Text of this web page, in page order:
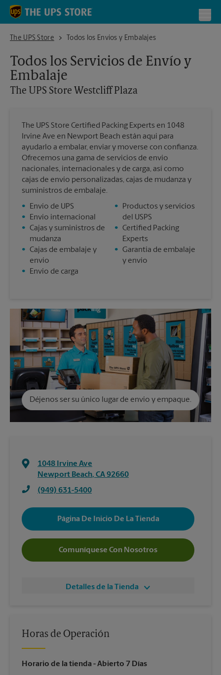
Skip to content
Return to Nav
The UPS Store
The UPS Store Westcliff PlazaTodos los Envíos y Embalajes
Todos los Servicios de Envío y
Embalaje
The UPS Store Westcliff Plaza
The UPS Store Certified Packing Experts en 1048
Irvine Ave en Newport Beach están aquí para
ayudarlo a embalar, enviar y moverse con confianza.
Ofrecemos una gama de servicios de envío
nacionales, internacionales y de carga, así como
cajas de envío personalizadas, cajas de mudanza y
suministros de embalaje.
•
Envío de UPS
•
Envío internacional
• Cajas y suministros de
mudanza
• Cajas de embalaje y
envío
•
Envío de carga
•
Productos y servicios
del USPS
• Certified Packing
Experts
• Garantía de embalaje
y envío
Déjenos ser su único lugar de envío y empaque.
1048 Irvine Ave
Newport Beach, CA92660
(949) 631-5400
Página De Inicio De La Tienda
Comuníquese Con Nosotros
Detalles de la Tienda
Horas de Operación
Horario de la tienda - Abierto 7 Días